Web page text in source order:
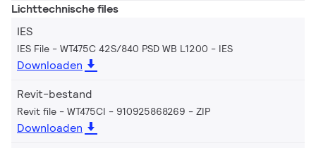
Lichttechnische files
IES
IES File - WT475C 42S/840 PSD WB L1200 IES
Downloaden
Revit-bestand
Revit file - WT475CI - 910925868269 ZIP
Downloaden